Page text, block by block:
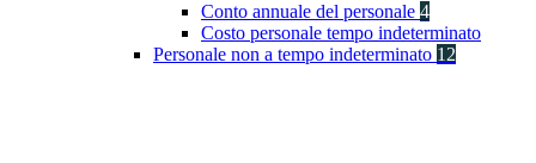
Conto annuale del personale 4
Costo personale tempo indeterminato
Personale non a tempo indeterminato 12